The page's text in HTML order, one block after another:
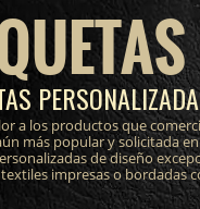
a los productos que
más popular y solicitada
de diseño
impresas o bordadas